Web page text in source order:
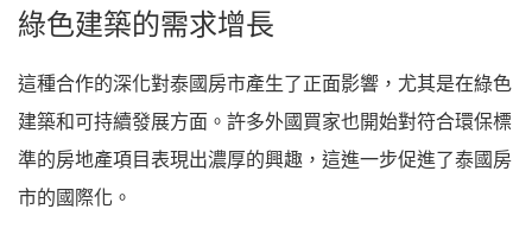
綠色建築的需求增長
這種合作的深化對泰國房市產生了正面影響，尤其是在綠色
建築和可持續發展方面。許多外國買家也開始對符合環保標
準的房地產項目表現出濃厚的興趣，這進一步促進了泰國房
市的國際化。